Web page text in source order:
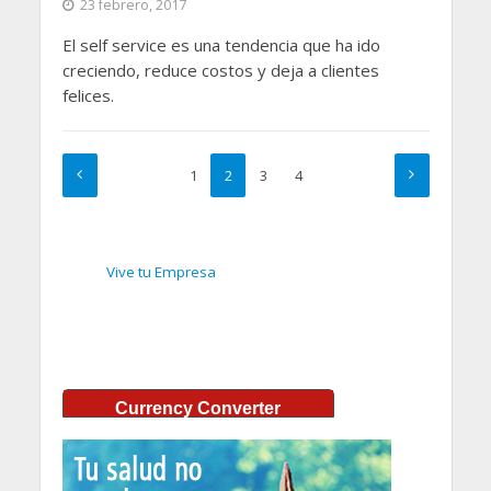
23 febrero, 2017
El self service es una tendencia que ha ido
creciendo, reduce costos y deja a clientes
felices.
1 2 3 4
Vive tu Empresa
Currency Converter